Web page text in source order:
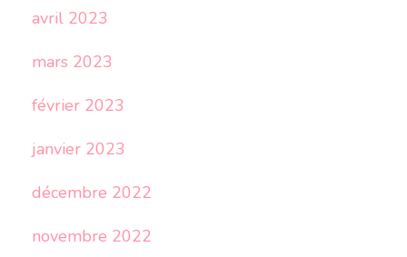
avril 2023
mars 2023
février 2023
janvier 2023
décembre 2022
novembre 2022